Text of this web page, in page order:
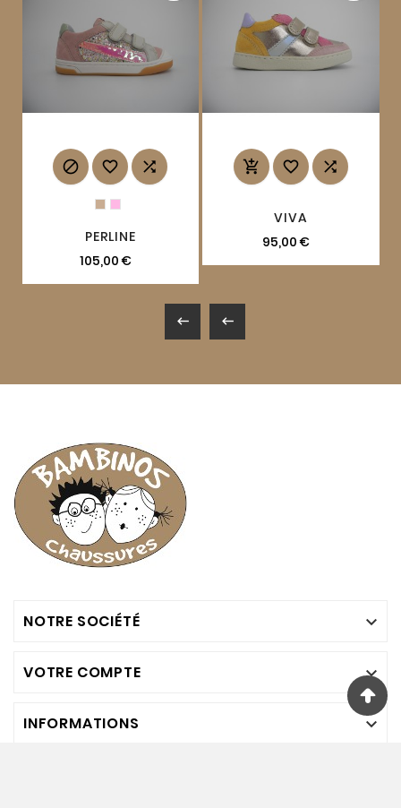
  
PERLINE
105,00 €
  
VIVA
95,00 €
 
NOTRE SOCIÉTÉ 
VOTRE COMPTE 
INFORMATIONS 